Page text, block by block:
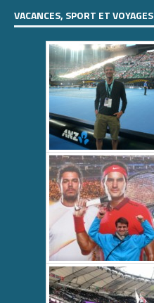
VACANCES, SPORT ET VOYAGES